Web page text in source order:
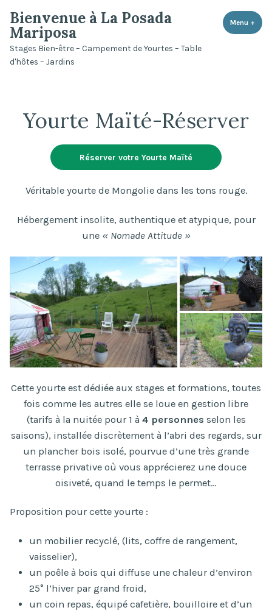
au
contenu
Bienvenue à La Posada
Mariposa
Stages Bien-être – Campement de Yourtes – Table
d'hôtes – Jardins
Menu +
Yourte Maïté-Réserver
Réserver votre Yourte Maïté
Véritable yourte de Mongolie dans les tons rouge.
Hébergement insolite, authentique et atypique, pour
une « Nomade Attitude »
Cette yourte est dédiée aux stages et formations, toutes
fois comme les autres elle se loue en gestion libre
(tarifs à la nuitée pour 1 à 4 personnes selon les
saisons), installée discrètement à l’abri des regards, sur
un plancher bois isolé, pourvue d’une très grande
terrasse privative où vous apprécierez une douce
oisiveté, quand le temps le permet…
Proposition pour cette yourte :
un mobilier recyclé, (lits, coffre de rangement,
vaisselier),
un poêle à bois qui diffuse une chaleur d’environ
25° l’hiver par grand froid,
un coin repas, équipé cafetière, bouilloire et d’un